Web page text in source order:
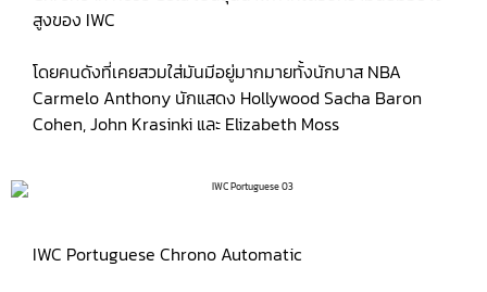
สูงของ IWC
โดยคนดังที่เคยสวมใส่มันมีอยู่มากมายทั้งนักบาส NBA
Carmelo Anthony นักแสดง Hollywood Sacha Baron
Cohen, John Krasinki และ Elizabeth Moss
IWC Portuguese Chrono Automatic